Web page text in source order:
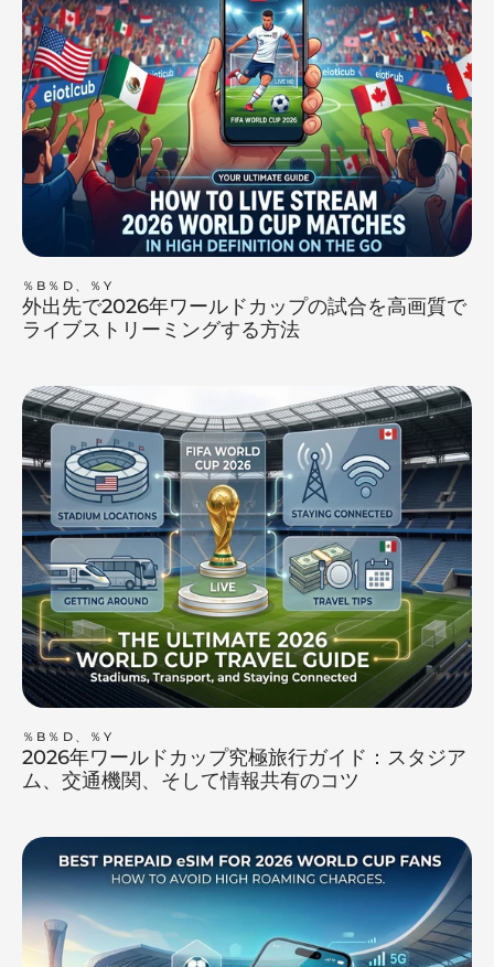
％B％D、％Y
外出先で2026年ワールドカップの試合を高画質で
ライブストリーミングする方法
％B％D、％Y
2026年ワールドカップ究極旅行ガイド：スタジア
ム、交通機関、そして情報共有のコツ